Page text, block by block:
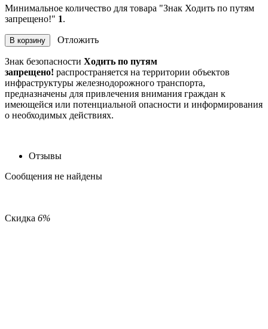
Минимальное количество для товара "Знак Ходить по путям
запрещено!" 1.
В корзину Отложить
Знак безопасности Ходить по путям
запрещено! распространяется на территории объектов
инфраструктуры железнодорожного транспорта,
предназначены для привлечения внимания граждан к
имеющейся или потенциальной опасности и информирования
о необходимых действиях.
Отзывы
Сообщения не найдены
Скидка 6%